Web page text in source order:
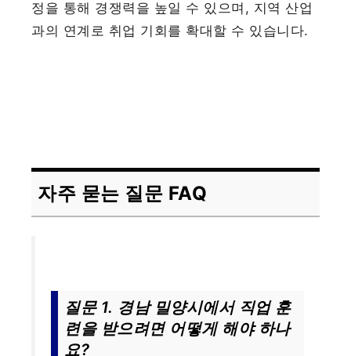
정을 통해 경쟁력을 높일 수 있으며, 지역 산업
과의 연계로 취업 기회를 확대할 수 있습니다.
자주 묻는 질문 FAQ
질문 1. 경남 밀양시에서 직업 훈
련을 받으려면 어떻게 해야 하나
요?